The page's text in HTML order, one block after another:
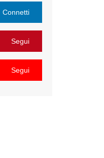
Connetti
Segui
Segui